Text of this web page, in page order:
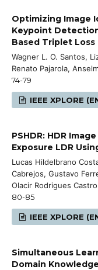
Optimizing Image
Keypoint
Based Triplet Loss
Wagner L. O. Santos,
Renato Pajarola,
74-79
IEEE XPLORE
PSHDR: HDR
Exposure LDR
Lucas Hildelbrano
Cabrejos, Gustavo
Olacir Rodrigues
80-85
IEEE XPLORE
Simultaneous
Domain